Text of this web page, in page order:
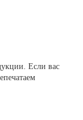
Если вас